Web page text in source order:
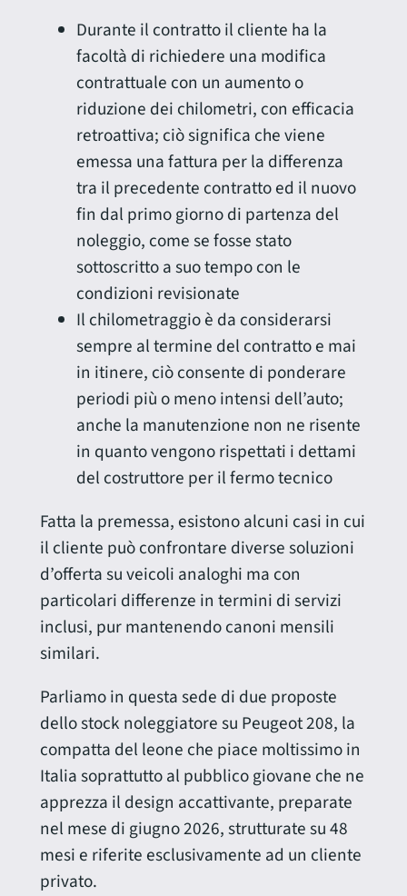
Durante il contratto il cliente ha la
facoltà di richiedere una modifica
contrattuale con un aumento o
riduzione dei chilometri, con efficacia
retroattiva; ciò significa che viene
emessa una fattura per la differenza
tra il precedente contratto ed il nuovo
fin dal primo giorno di partenza del
noleggio, come se fosse stato
sottoscritto a suo tempo con le
condizioni revisionate
Il chilometraggio è da considerarsi
sempre al termine del contratto e mai
in itinere, ciò consente di ponderare
periodi più o meno intensi dell’auto;
anche la manutenzione non ne risente
in quanto vengono rispettati i dettami
del costruttore per il fermo tecnico
Fatta la premessa, esistono alcuni casi in cui
il cliente può confrontare diverse soluzioni
d’offerta su veicoli analoghi ma con
particolari differenze in termini di servizi
inclusi, pur mantenendo canoni mensili
similari.
Parliamo in questa sede di due proposte
dello stock noleggiatore su Peugeot 208, la
compatta del leone che piace moltissimo in
Italia soprattutto al pubblico giovane che ne
apprezza il design accattivante, preparate
nel mese di giugno 2026, strutturate su 48
mesi e riferite esclusivamente ad un cliente
privato.